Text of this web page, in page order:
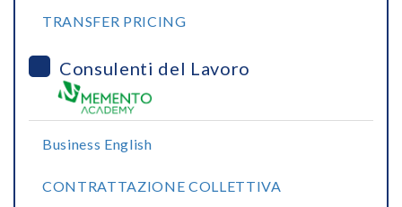
TRANSFER PRICING
Consulenti del Lavoro
Business English
CONTRATTAZIONE COLLETTIVA